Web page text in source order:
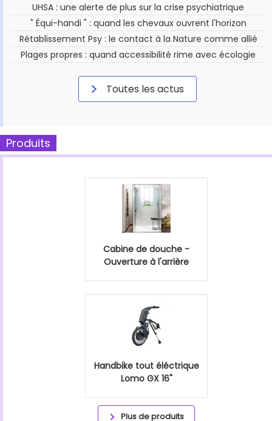
UHSA : une alerte de plus sur la crise psychiatrique
" Équi-handi " : quand les chevaux ouvrent l'horizon
Rétablissement Psy : le contact à la Nature comme allié
Plages propres : quand accessibilité rime avec écologie
Toutes les actus
Produits
Cabine de douche -
Ouverture à l'arrière
Handbike tout éléctrique
Lomo GX 16"
Plus de produits